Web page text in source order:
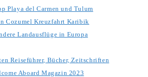
Playa del Carmen und Tulum
Cozumel Kreuzfahrt Karibik
Landausflüge in Europa
Reiseführer, Bücher, Zeitschriften
Aboard Magazin 2023